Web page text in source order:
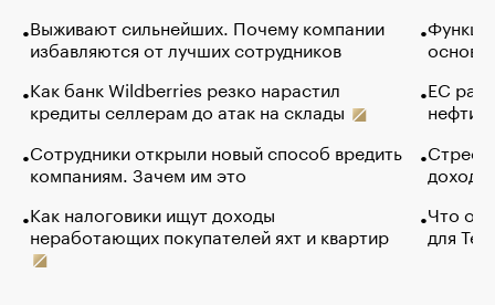
Выживают сильнейших. Почему компании
избавляются от лучших сотрудников
Как банк Wildberries резко нарастил
кредиты селлерам до атак на склады
Сотрудники открыли новый способ вредить
компаниям. Зачем им это
Как налоговики ищут доходы
неработающих покупателей яхт и квартир
основ
ЕС
нефти
Что
для